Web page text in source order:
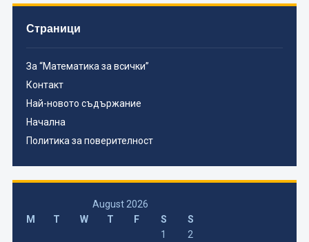
Страници
За “Математика за всички”
Контакт
Най-новото съдържание
Начална
Политика за поверителност
August 2026
M
T W T F S
S
1
2